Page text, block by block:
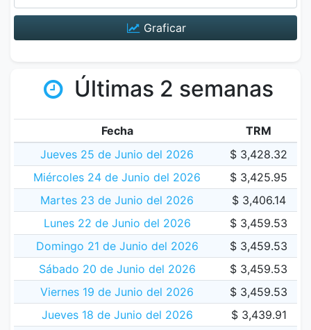
Graficar
Últimas 2 semanas
Fecha
TRM
Jueves 25 de Junio del 2026
$ 3,428.32
Miércoles 24 de Junio del 2026
$ 3,425.95
Martes 23 de Junio del 2026
$ 3,406.14
Lunes 22 de Junio del 2026
$ 3,459.53
Domingo 21 de Junio del 2026
$ 3,459.53
Sábado 20 de Junio del 2026
$ 3,459.53
Viernes 19 de Junio del 2026
$ 3,459.53
Jueves 18 de Junio del 2026
$ 3,439.91